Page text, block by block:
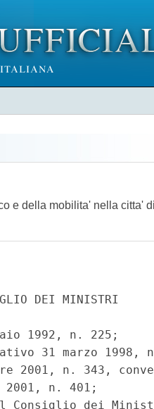
e della mobilita' nella citta'